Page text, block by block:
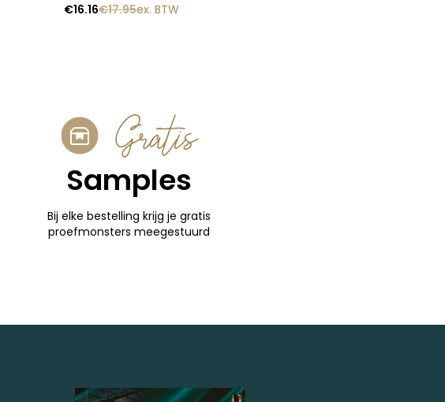
€17.95
€16.16 ex. BTW
Gratis
Samples
Bij elke bestelling krijg je gratis
proefmonsters meegestuurd